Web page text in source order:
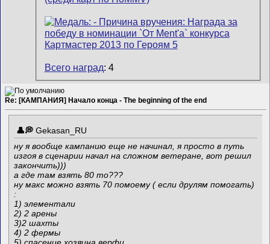
Всего наград: 4
Re: [КАМПАНИЯ] Начало конца - The beginning of the end
Gekasan_RU
ну я вообще кампанию еще не начинал, я просто в путь
изгоя в сценарии начал на сложном ветеране, вот решил
закончить)))
а где там взять 80 то???
ну макс можно взять 70 помоему ( если друлям помогать)
:
1) элементали
2) 2 арены
3)2 шахты
4) 2 фермы